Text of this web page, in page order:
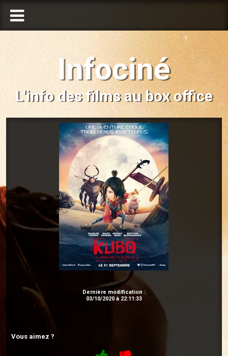
Infociné
L'info des films au box office
Dernière modification :
03/10/2020 à 22:11:33
Vous aimez ?